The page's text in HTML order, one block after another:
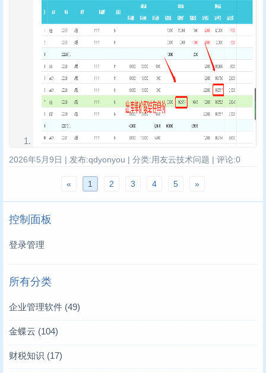
2026年5月9日 | 发布:qdyonyou | 分类:用友云技术问题 | 评论:0
« 1 2 3 4 5 »
控制面板
登录管理
所有分类
企业管理软件 (49)
金蝶云 (104)
财税知识 (17)